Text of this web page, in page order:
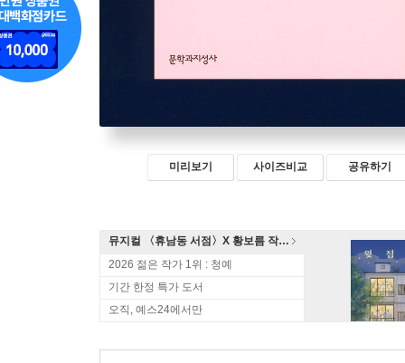
미리보기 사이즈비교 공유하기
뮤지컬 〈휴남동 서점〉X 황보름 작가 북토크
2026 젊은 작가 1위 : 청예
기간 한정 특가 도서
오직, 예스24에서만